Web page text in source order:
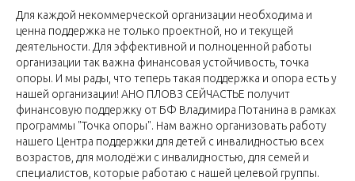
Для каждой некоммерческой организации необходима и
ценна поддержка не только проектной, но и текущей
деятельности. Для эффективной и полноценной работы
организации так важна финансовая устойчивость, точка
опоры. И мы рады, что теперь такая поддержка и опора есть у
нашей организации! АНО ПЛОВЗ СЕЙЧАСТЬЕ получит
финансовую поддержку от БФ Владимира Потанина в рамках
программы "Точка опоры". Нам важно организовать работу
нашего Центра поддержки для детей с инвалидностью всех
возрастов, для молодёжи с инвалидностью, для семей и
специалистов, которые работаю с нашей целевой группы.